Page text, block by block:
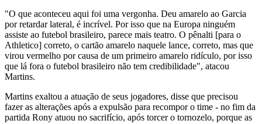
"O que aconteceu aqui foi uma vergonha. Deu amarelo ao Garcia
por retardar lateral, é incrível. Por isso que na Europa ninguém
assiste ao futebol brasileiro, parece mais teatro. O pênalti [para o
Athletico] correto, o cartão amarelo naquele lance, correto, mas que
virou vermelho por causa de um primeiro amarelo ridículo, por isso
que lá fora o futebol brasileiro não tem credibilidade", atacou
Martins.
Martins exaltou a atuação de seus jogadores, disse que precisou
fazer as alterações após a expulsão para recompor o time - no fim da
partida Rony atuou no sacrifício, após torcer o tornozelo, porque as